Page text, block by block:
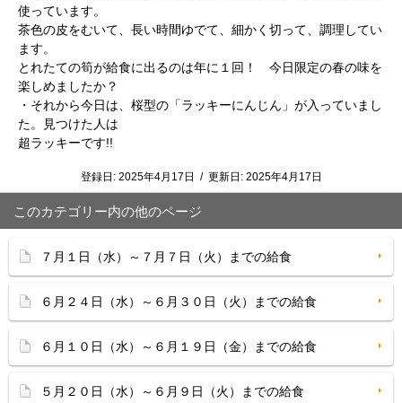
使っています。
茶色の皮をむいて、長い時間ゆでて、細かく切って、調理してい
ます。
とれたての筍が給食に出るのは年に１回！ 今日限定の春の味を
楽しめましたか？
・それから今日は、桜型の「ラッキーにんじん」が入っていまし
た。見つけた人は
超ラッキーです!!
登録日: 2025年4月17日 / 更新日: 2025年4月17日
このカテゴリー内の他のページ
７月１日（水）～７月７日（火）までの給食
６月２４日（水）～６月３０日（火）までの給食
６月１０日（水）～６月１９日（金）までの給食
５月２０日（水）～６月９日（火）までの給食